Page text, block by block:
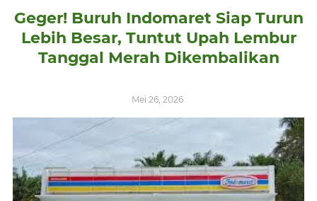
Geger! Buruh Indomaret Siap Turun
Lebih Besar, Tuntut Upah Lembur
Tanggal Merah Dikembalikan
Mei 26, 2026